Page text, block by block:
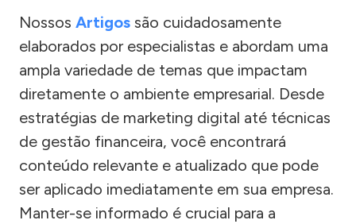
Nossos Artigos são cuidadosamente
elaborados por especialistas e abordam uma
ampla variedade de temas que impactam
diretamente o ambiente empresarial. Desde
estratégias de marketing digital até técnicas
de gestão financeira, você encontrará
conteúdo relevante e atualizado que pode
ser aplicado imediatamente em sua empresa.
Manter-se informado é crucial para a